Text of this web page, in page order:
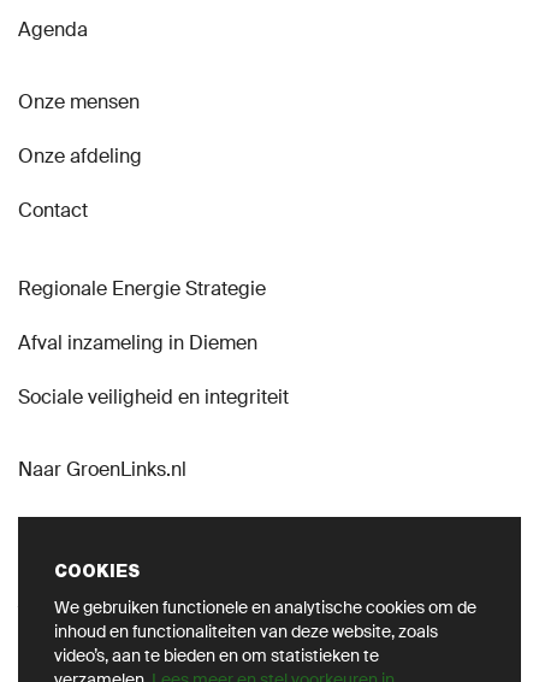
COOKIES
We gebruiken functionele en analytische cookies om de
inhoud en functionaliteiten van deze website, zoals
video’s, aan te bieden en om statistieken te
Agenda
Onze mensen
Onze afdeling
Contact
Regionale Energie Strategie
Afval inzameling in Diemen
Sociale veiligheid en integriteit
Naar GroenLinks.nl
VOLG ONS OP SOCIAL